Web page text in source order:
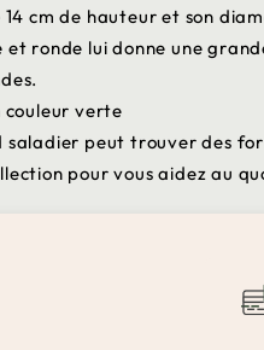
14 cm de hauteur et son
et ronde lui donne une
couleur verte
saladier peut trouver des
pour vous aidez au